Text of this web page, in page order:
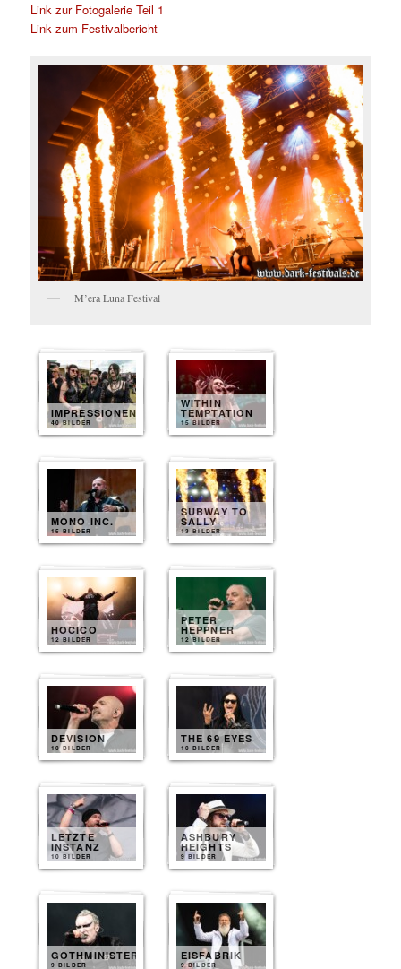
Link zur Fotogalerie Teil 1
Link zum Festivalbericht
M’era Luna Festival
IMPRESSIONEN
40 BILDER
WITHIN
TEMPTATION
15 BILDER
MONO INC.
15 BILDER
SUBWAY TO
SALLY
13 BILDER
HOCICO
12 BILDER
PETER
HEPPNER
12 BILDER
DEVISION
10 BILDER
THE 69 EYES
10 BILDER
LETZTE
INSTANZ
10 BILDER
ASHBURY
HEIGHTS
9 BILDER
GOTHMINISTER
9 BILDER
EISFABRIK
9 BILDER